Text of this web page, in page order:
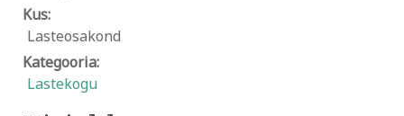
Kus:
Lasteosakond
Kategooria:
Lastekogu